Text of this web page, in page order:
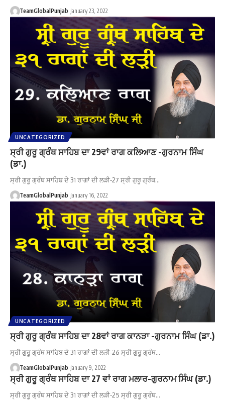
TeamGlobalPunjab January 23, 2022
UNCATEGORIZED
ਸ੍ਰੀ ਗੁਰੂ ਗ੍ਰੰਥ ਸਾਹਿਬ ਦਾ 29ਵਾਂ ਰਾਗ ਕਲਿਆਣ -ਗੁਰਨਾਮ ਸਿੰਘ
(ਡਾ.)
ਸ੍ਰੀ ਗੁਰੂ ਗ੍ਰੰਥ ਸਾਹਿਬ ਦੇ 31 ਰਾਗਾਂ ਦੀ ਲੜੀ-27 ਸ੍ਰੀ ਗੁਰੂ ਗ੍ਰੰਥ…
TeamGlobalPunjab January 16, 2022
UNCATEGORIZED
ਸ੍ਰੀ ਗੁਰੂ ਗ੍ਰੰਥ ਸਾਹਿਬ ਦਾ 28ਵਾਂ ਰਾਗ ਕਾਨੜਾ -ਗੁਰਨਾਮ ਸਿੰਘ (ਡਾ.)
ਸ੍ਰੀ ਗੁਰੂ ਗ੍ਰੰਥ ਸਾਹਿਬ ਦੇ 31 ਰਾਗਾਂ ਦੀ ਲੜੀ-26 ਸ੍ਰੀ ਗੁਰੂ ਗ੍ਰੰਥ…
TeamGlobalPunjab January 9, 2022
ਸ੍ਰੀ ਗੁਰੂ ਗ੍ਰੰਥ ਸਾਹਿਬ ਦਾ 27 ਵਾਂ ਰਾਗ ਮਲਾਰ-ਗੁਰਨਾਮ ਸਿੰਘ (ਡਾ.)
ਸ੍ਰੀ ਗੁਰੂ ਗ੍ਰੰਥ ਸਾਹਿਬ ਦੇ 31 ਰਾਗਾਂ ਦੀ ਲੜੀ-25 ਸ੍ਰੀ ਗੁਰੂ ਗ੍ਰੰਥ…